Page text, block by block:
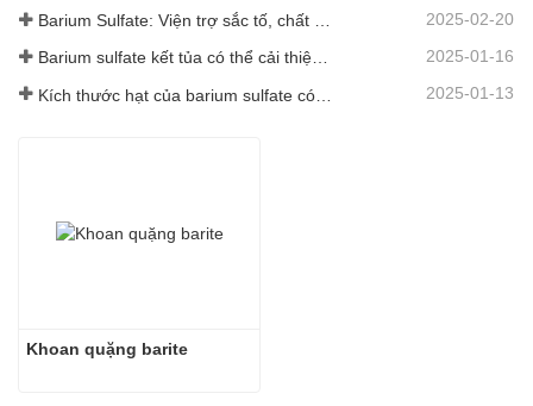
2025-02-20
Barium sulfate kết tủa có thể cải thiện đáng kể hiệu suất của lớp phủ 2025-01-16
2025-01-13
Khoan quặng barite